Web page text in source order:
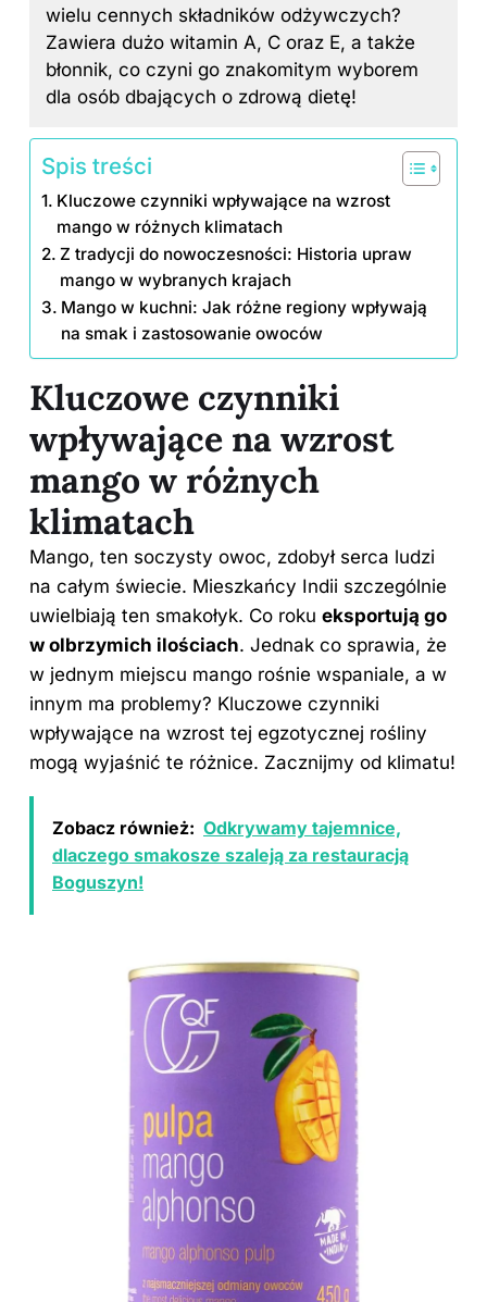
wielu cennych składników odżywczych?
Zawiera dużo witamin A, C oraz E, a także
błonnik, co czyni go znakomitym wyborem
dla osób dbających o zdrową dietę!
Spis treści
Kluczowe czynniki wpływające na wzrost
mango w różnych klimatach
Z tradycji do nowoczesności: Historia upraw
mango w wybranych krajach
Mango w kuchni: Jak różne regiony wpływają
na smak i zastosowanie owoców
Kluczowe czynniki
wpływające na wzrost
mango w różnych
klimatach
Mango, ten soczysty owoc, zdobył serca ludzi
na całym świecie. Mieszkańcy Indii szczególnie
uwielbiają ten smakołyk. Co roku eksportują go
w olbrzymich ilościach. Jednak co sprawia, że
w jednym miejscu mango rośnie wspaniale, a w
innym ma problemy? Kluczowe czynniki
wpływające na wzrost tej egzotycznej rośliny
mogą wyjaśnić te różnice. Zacznijmy od klimatu!
Zobacz również: Odkrywamy tajemnice,
dlaczego smakosze szaleją za restauracją
Boguszyn!